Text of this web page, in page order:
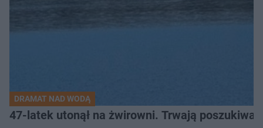
DRAMAT NAD WODĄ
47-latek utonął na żwirowni. Trwają